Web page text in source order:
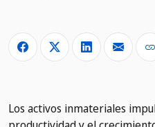
Los activos inmateriales